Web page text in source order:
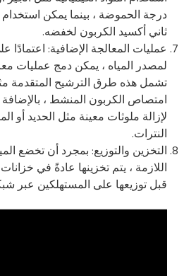
درجة الحموضة ، بينما يمكن
ثاني أكسيد الكربون لخفضه.
عمليات المعالجة الإضافية: اعتمادًا
لمصدر المياه ، يمكن دمج عمليات
تشمل هذه طرق الترشيح المتقدمة
امتصاص الكربون المنشط ،
لإزالة ملوثات معينة مثل الحديد أو
النترات.
التخزين والتوزيع: بمجرد أن تخضع
اللازمة ، يتم تخزينها عادةً في
قبل توزيعها على المستهلكين عبر